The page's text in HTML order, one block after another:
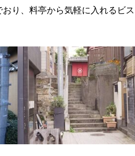
り、料亭から気軽に入れるビ